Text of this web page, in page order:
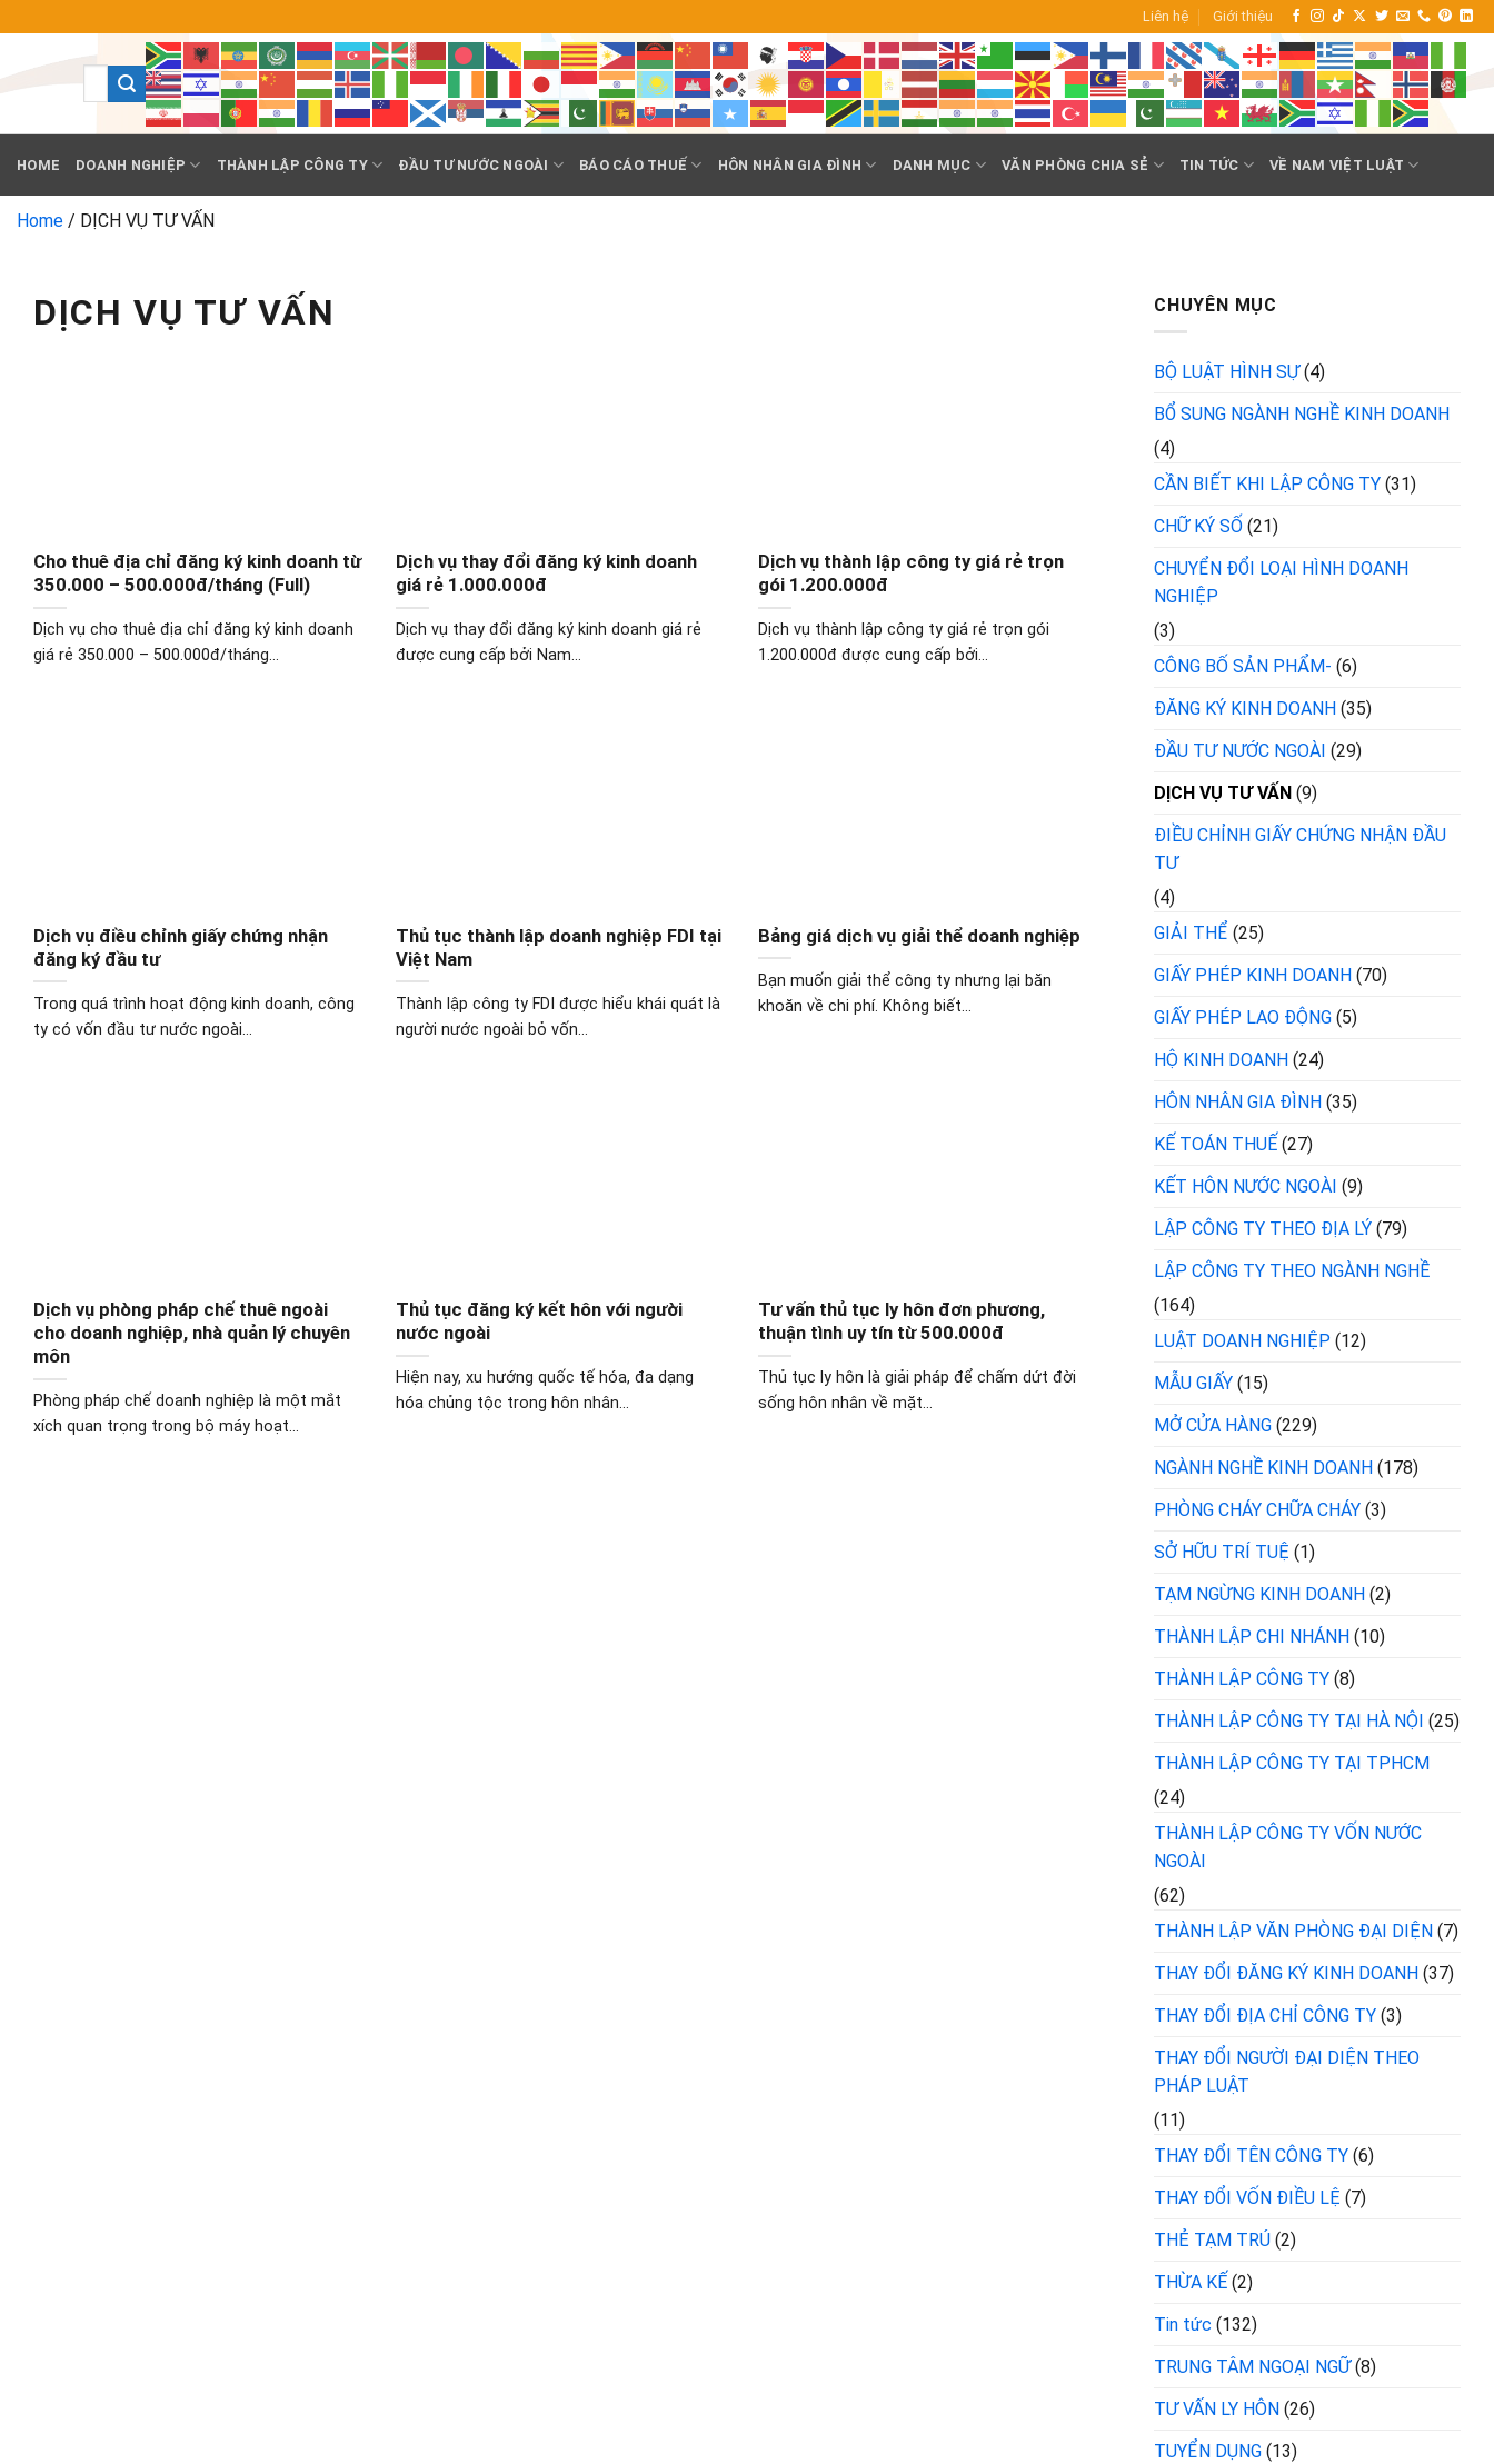
đến
Liên hệ Giới thiệu
HOME DOANH NGHIỆP THÀNH LẬP CÔNG TY ĐẦU TƯ NƯỚC NGOÀI BÁO CÁO THUẾ HÔN NHÂN GIA ĐÌNH DANH MỤC VĂN PHÒNG CHIA SẺ TIN TỨC VỀ NAM VIỆT LUẬT
Home / DỊCH VỤ TƯ VẤN
DỊCH VỤ TƯ VẤN
Cho thuê địa chỉ đăng ký kinh doanh từ
350.000 – 500.000đ/tháng (Full)
Dịch vụ cho thuê địa chỉ đăng ký kinh doanh
giá rẻ 350.000 – 500.000đ/tháng...
Dịch vụ thay đổi đăng ký kinh doanh
giá rẻ 1.000.000đ
Dịch vụ thay đổi đăng ký kinh doanh giá rẻ
được cung cấp bởi Nam...
Dịch vụ thành lập công ty giá rẻ trọn
gói 1.200.000đ
Dịch vụ thành lập công ty giá rẻ trọn gói
1.200.000đ được cung cấp bởi...
Dịch vụ điều chỉnh giấy chứng nhận
đăng ký đầu tư
Trong quá trình hoạt động kinh doanh, công
ty có vốn đầu tư nước ngoài...
Thủ tục thành lập doanh nghiệp FDI tại
Việt Nam
Thành lập công ty FDI được hiểu khái quát là
người nước ngoài bỏ vốn...
Bảng giá dịch vụ giải thể doanh nghiệp
Bạn muốn giải thể công ty nhưng lại băn
khoăn về chi phí. Không biết...
Dịch vụ phòng pháp chế thuê ngoài
cho doanh nghiệp, nhà quản lý chuyên
môn
Phòng pháp chế doanh nghiệp là một mắt
xích quan trọng trong bộ máy hoạt...
Thủ tục đăng ký kết hôn với người
nước ngoài
Hiện nay, xu hướng quốc tế hóa, đa dạng
hóa chủng tộc trong hôn nhân...
Tư vấn thủ tục ly hôn đơn phương,
thuận tình uy tín từ 500.000đ
Thủ tục ly hôn là giải pháp để chấm dứt đời
sống hôn nhân về mặt...
CHUYÊN MỤC
BỘ LUẬT HÌNH SỰ(4)
BỔ SUNG NGÀNH NGHỀ KINH DOANH
(4)
CẦN BIẾT KHI LẬP CÔNG TY (31)
CHỮ KÝ SỐ (21)
CHUYỂN ĐỔI LOẠI HÌNH DOANH
NGHIỆP
(3)
CÔNG BỐ SẢN PHẨM- (6)
ĐĂNG KÝ KINH DOANH (35)
ĐẦU TƯ NƯỚC NGOÀI (29)
DỊCH VỤ TƯ VẤN (9)
ĐIỀU CHỈNH GIẤY CHỨNG NHẬN ĐẦU
TƯ
(4)
GIẢI THỂ (25)
GIẤY PHÉP KINH DOANH (70)
GIẤY PHÉP LAO ĐỘNG (5)
HỘ KINH DOANH (24)
HÔN NHÂN GIA ĐÌNH (35)
KẾ TOÁN THUẾ (27)
KẾT HÔN NƯỚC NGOÀI (9)
LẬP CÔNG TY THEO ĐỊA LÝ (79)
LẬP CÔNG TY THEO NGÀNH NGHỀ
(164)
LUẬT DOANH NGHIỆP (12)
MẪU GIẤY (15)
MỞ CỬA HÀNG (229)
NGÀNH NGHỀ KINH DOANH (178)
PHÒNG CHÁY CHỮA CHÁY (3)
SỞ HỮU TRÍ TUỆ (1)
TẠM NGỪNG KINH DOANH (2)
THÀNH LẬP CHI NHÁNH (10)
THÀNH LẬP CÔNG TY (8)
THÀNH LẬP CÔNG TY TẠI HÀ NỘI (25)
THÀNH LẬP CÔNG TY TẠI TPHCM
(24)
THÀNH LẬP CÔNG TY VỐN NƯỚC
NGOÀI
(62)
THÀNH LẬP VĂN PHÒNG ĐẠI DIỆN (7)
THAY ĐỔI ĐĂNG KÝ KINH DOANH (37)
THAY ĐỔI ĐỊA CHỈ CÔNG TY (3)
THAY ĐỔI NGƯỜI ĐẠI DIỆN THEO
PHÁP LUẬT
(11)
THAY ĐỔI TÊN CÔNG TY (6)
THAY ĐỔI VỐN ĐIỀU LỆ (7)
THẺ TẠM TRÚ (2)
THỪA KẾ (2)
Tin tức (132)
TRUNG TÂM NGOẠI NGỮ(8)
TƯ VẤN LY HÔN (26)
TUYỂN DỤNG (13)